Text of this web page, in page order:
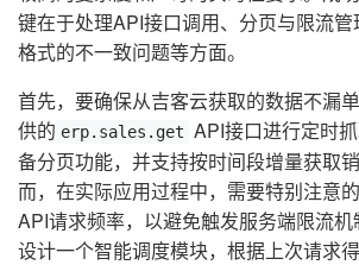
键在于处理API接口调用、分页与限流
格式的不一致问题等方面。
首先，要确保从吉客云获取的数据不漏
供的 erp.sales.get API接口进行定时
备分页功能，并支持按时间段增量获取
而，在实际应用过程中，需要特别注意
API请求频率，以避免触发服务端限流
设计一个智能调度模块，根据上次请求